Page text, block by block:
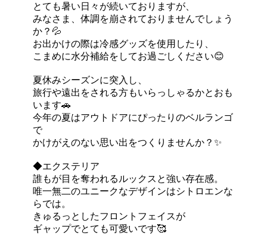
とても暑い日々が続いておりますが、
みなさま、体調を崩されておりませんでしょう
か？💦
お出かけの際は冷感グッズを使用したり、
こまめに水分補給をしてお過ごしください😊
夏休みシーズンに突入し、
旅行や遠出をされる方もいらっしゃるかとおも
います🚗
今年の夏はアウトドアにぴったりのベルランゴ
で
かけがえのない思い出をつくりませんか？✨
◆エクステリア
誰もが目を奪われるルックスと強い存在感。
唯一無二のユニークなデザインはシトロエンな
らでは。
きゅるっとしたフロントフェイスが
ギャップでとても可愛いです🥰